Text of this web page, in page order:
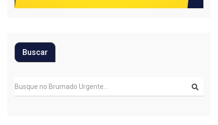
Buscar